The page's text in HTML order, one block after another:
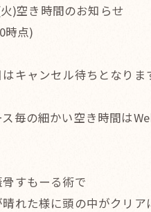
)空き時間のお知らせ
時点)
キャンセル待ちとなりま
ス毎の細かい空き時間は
すもーる術で
晴れた様に頭の中がクリ